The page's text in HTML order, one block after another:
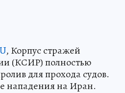
, Корпус стражей
(КСИР) полностью
для прохода судов.
нападения на Иран.